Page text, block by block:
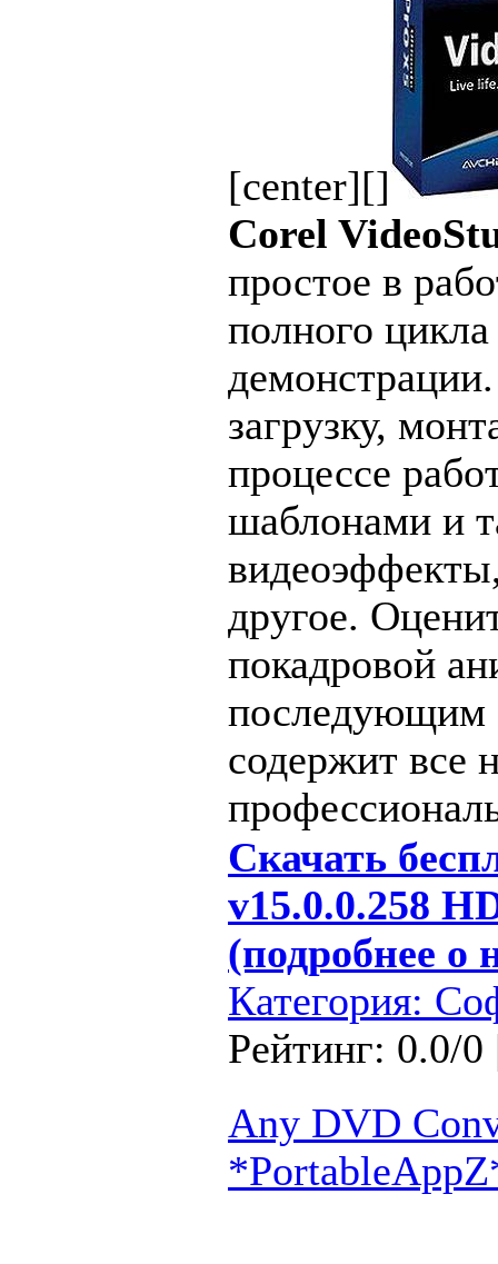
[center][]
Corel
простое в
полного
загрузку,
процессе
шаблонами и
другое.
покадровой
последующим
содержит все
Скачать
v15.0.0.258
(подробнее о
Категория:
Рейтинг: 0.0/
Any DVD